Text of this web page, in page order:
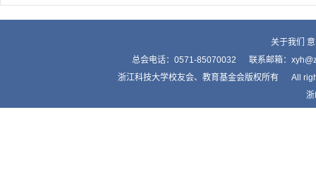
关于我们
总会电话：0571-85070032 联系邮箱：
浙江科技大学校友会、教育基金会版权所有 All